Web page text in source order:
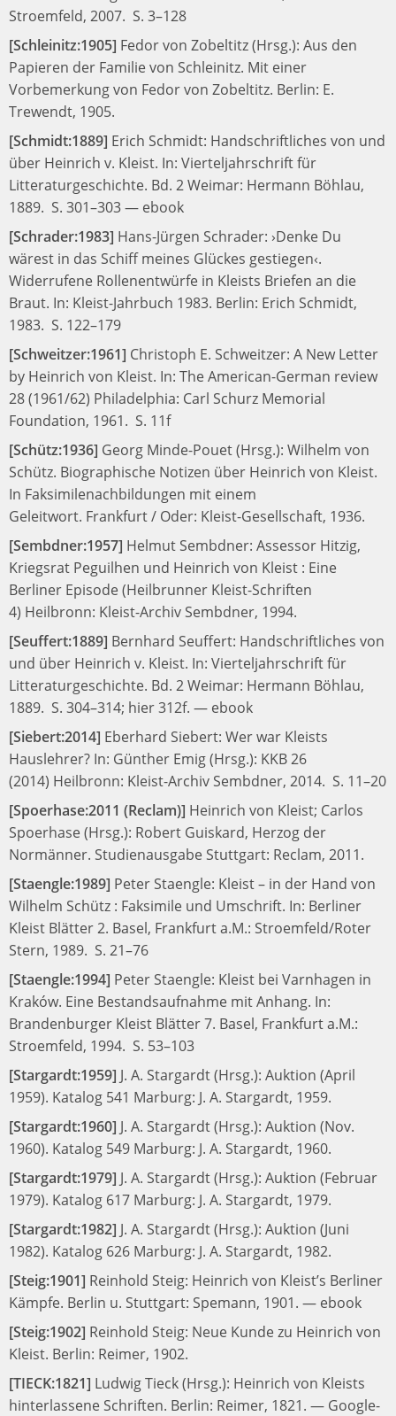
Stroemfeld, 2007. S. 3–128
[Schleinitz:1905] Fedor von Zobeltitz (Hrsg.): Aus den
Papieren der Familie von Schleinitz. Mit einer
Vorbemerkung von Fedor von Zobeltitz. Berlin: E.
Trewendt, 1905.
[Schmidt:1889] Erich Schmidt: Handschriftliches von und
über Heinrich v. Kleist. In: Vierteljahrschrift für
Litteraturgeschichte. Bd. 2Weimar: Hermann Böhlau,
1889. S. 301–303— ebook
[Schrader:1983] Hans-Jürgen Schrader: ›Denke Du
wärest in das Schiff meines Glückes gestiegen‹.
Widerrufene Rollenentwürfe in Kleists Briefen an die
Braut. In: Kleist-Jahrbuch 1983. Berlin: Erich Schmidt,
1983. S. 122–179
[Schweitzer:1961] Christoph E. Schweitzer: A New Letter
by Heinrich von Kleist. In: The American-German review
28 (1961/62) Philadelphia: Carl Schurz Memorial
Foundation, 1961. S. 11f
[Schütz:1936] Georg Minde-Pouet (Hrsg.): Wilhelm von
Schütz. Biographische Notizen über Heinrich von Kleist.
In Faksimilenachbildungen mit einem
Geleitwort. Frankfurt / Oder: Kleist-Gesellschaft, 1936.
[Sembdner:1957] Helmut Sembdner: Assessor Hitzig,
Kriegsrat Peguilhen und Heinrich von Kleist : Eine
Berliner Episode (Heilbrunner Kleist-Schriften
4) Heilbronn: Kleist-Archiv Sembdner, 1994.
[Seuffert:1889] Bernhard Seuffert: Handschriftliches von
und über Heinrich v. Kleist. In: Vierteljahrschrift für
Litteraturgeschichte. Bd. 2Weimar: Hermann Böhlau,
1889. S. 304–314; hier 312f. — ebook
[Siebert:2014] Eberhard Siebert: Wer war Kleists
Hauslehrer? In: Günther Emig (Hrsg.): KKB 26
(2014) Heilbronn: Kleist-Archiv Sembdner, 2014. S. 11–20
[Spoerhase:2011 (Reclam)] Heinrich von Kleist; Carlos
Spoerhase (Hrsg.): Robert Guiskard, Herzog der
Normänner. Studienausgabe Stuttgart: Reclam, 2011.
[Staengle:1989] Peter Staengle: Kleist – in der Hand von
Wilhelm Schütz : Faksimile und Umschrift. In: Berliner
Kleist Blätter 2. Basel, Frankfurt a.M.: Stroemfeld/Roter
Stern, 1989. S. 21–76
[Staengle:1994] Peter Staengle: Kleist bei Varnhagen in
Kraków. Eine Bestandsaufnahme mit Anhang. In:
Brandenburger Kleist Blätter 7. Basel, Frankfurt a.M.:
Stroemfeld, 1994. S. 53–103
[Stargardt:1959] J. A. Stargardt (Hrsg.): Auktion (April
1959). Katalog 541 Marburg: J. A. Stargardt, 1959.
[Stargardt:1960] J. A. Stargardt (Hrsg.): Auktion (Nov.
1960). Katalog 549 Marburg: J. A. Stargardt, 1960.
[Stargardt:1979] J. A. Stargardt (Hrsg.): Auktion (Februar
1979). Katalog 617 Marburg: J. A. Stargardt, 1979.
[Stargardt:1982] J. A. Stargardt (Hrsg.): Auktion (Juni
1982). Katalog 626 Marburg: J. A. Stargardt, 1982.
[Steig:1901] Reinhold Steig: Heinrich von Kleist’s Berliner
Kämpfe. Berlin u. Stuttgart: Spemann, 1901. — ebook
[Steig:1902] Reinhold Steig: Neue Kunde zu Heinrich von
Kleist. Berlin: Reimer, 1902.
[TIECK:1821] Ludwig Tieck (Hrsg.): Heinrich von Kleists
hinterlassene Schriften. Berlin: Reimer, 1821. — Google-